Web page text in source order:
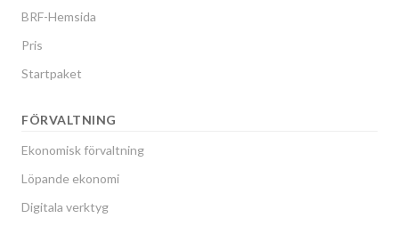
BRF-Hemsida
Pris
Startpaket
FÖRVALTNING
Ekonomisk förvaltning
Löpande ekonomi
Digitala verktyg